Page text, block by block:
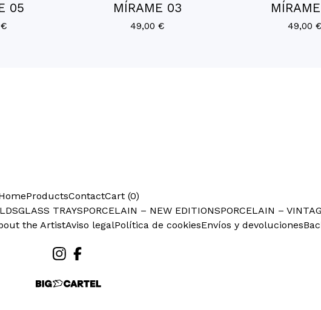
05
€
MÍRAME 03
49,00 € 49,00 €
ProductsContactCart (0)
GLASS TRAYSPORCELAIN – NEW EDITIONSPORCELAIN –
the ArtistAviso legalPolítica de cookiesEnvíos y devoluciones